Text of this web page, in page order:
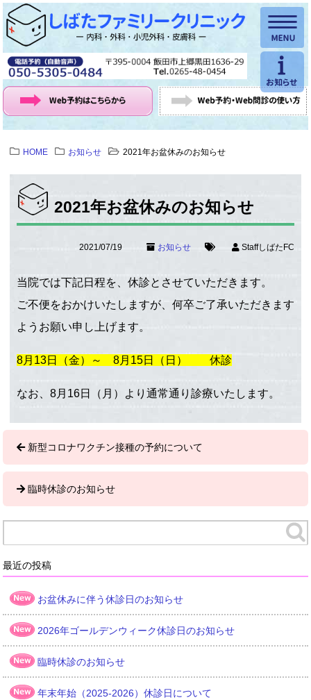
HOME お知らせ 2021年お盆休みのお知らせ
2021年お盆休みのお知らせ
2021/07/19 お知らせ StaffしばたFC
当院では下記日程を、休診とさせていただきます。
ご不便をおかけいたしますが、何卒ご了承いただきます
ようお願い申し上げます。
8月13日（金）～ 8月15日（日） 休診
なお、8月16日（月）より通常通り診療いたします。
新型コロナワクチン接種の予約について
臨時休診のお知らせ
最近の投稿
お盆休みに伴う休診日のお知らせ
2026年ゴールデンウィーク休診日のお知らせ
臨時休診のお知らせ
年末年始（2025-2026）休診日について